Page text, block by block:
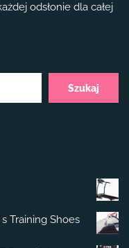
odsłonie dla całej
Szukaj
Training Shoes